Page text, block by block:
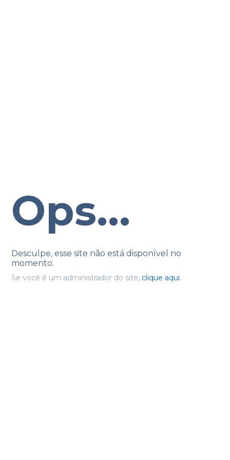
Ops...
Desculpe, esse site não está disponível no
momento.
Se você é um administrador do site, clique aqui.